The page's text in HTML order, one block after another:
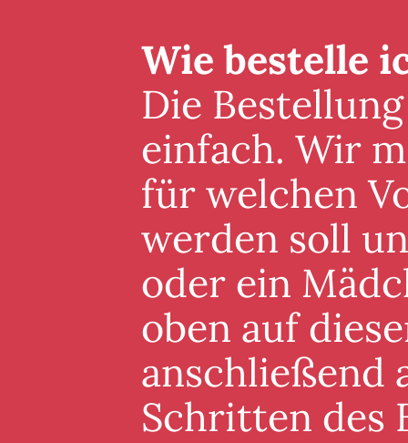
Wie bestelle
Die
einfach. Wir
für welchen
werden soll
oder ein
oben auf
anschließend
Schritten des